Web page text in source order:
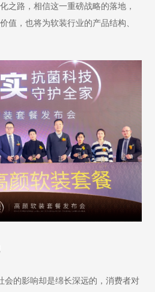
之路，相信这一重磅战略的落地，
值，也将为软装行业的产品结构、
会的影响却是绵长深远的，消费者对